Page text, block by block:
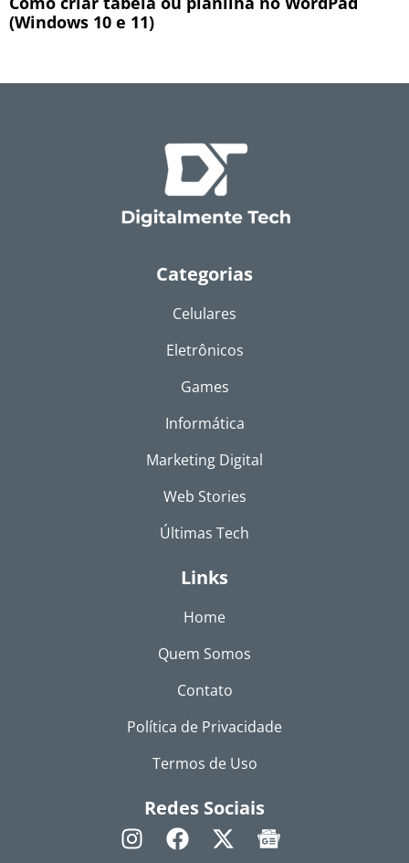
(Windows 10 e 11)
Categorias
Celulares
Eletrônicos
Games
Informática
Marketing Digital
Web Stories
Últimas Tech
Links
Home
Quem Somos
Contato
Política de Privacidade
Termos de Uso
Redes Sociais